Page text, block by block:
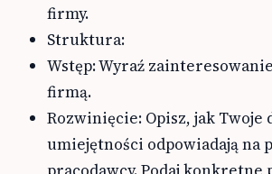
firmy.
Struktura:
Wstęp: Wyraź
firmą.
Rozwinięcie: Opisz, jak Twoje
umiejętności odpowiadają na